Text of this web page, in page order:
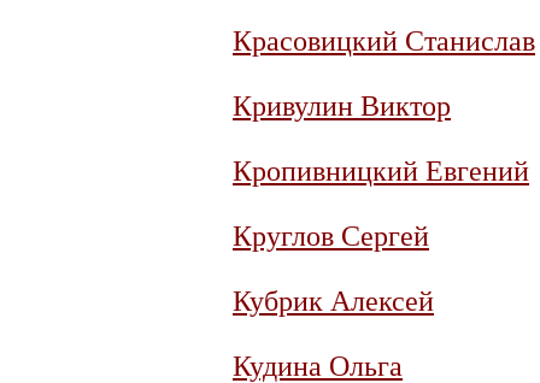
Красовицкий Станислав
Кривулин Виктор
Кропивницкий Евгений
Круглов Сергей
Кубрик Алексей
Кудина Ольга